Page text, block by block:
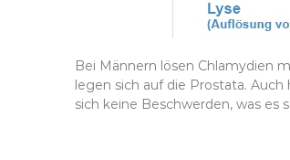
Bei Männern lösen Chlamydien
legen sich auf die Prostata.
sich keine Beschwerden, was